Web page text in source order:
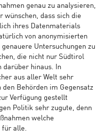
genau zu analysieren,
wünschen, dass sich die
ihres Datenmaterials
von anonymisierten
Untersuchungen zu
die nicht nur Südtirol
darüber hinaus. In
aus aller Welt sehr
Behörden im Gegensatz
Verfügung gestellt
Politik sehr zugute, denn
welche
für alle.